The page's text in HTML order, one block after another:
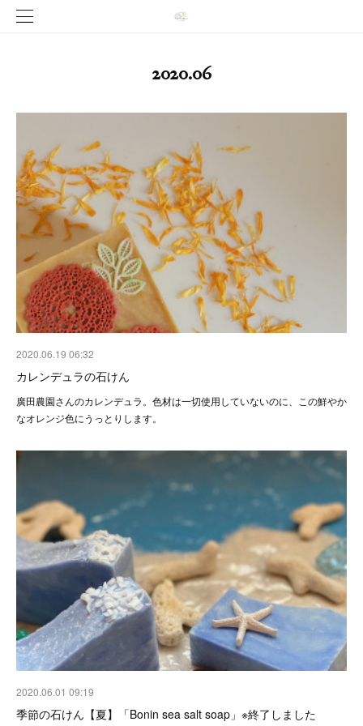
2020.06
2020.06.19 06:32
カレンデュラの石けん
廣田農園さんのカレンデュラ。色材は一切使用していないのに、この鮮やか
なオレンジ色にうっとりします。
2020.06.01 09:19
季節の石けん【夏】「Bonin sea salt soap」※終了しました